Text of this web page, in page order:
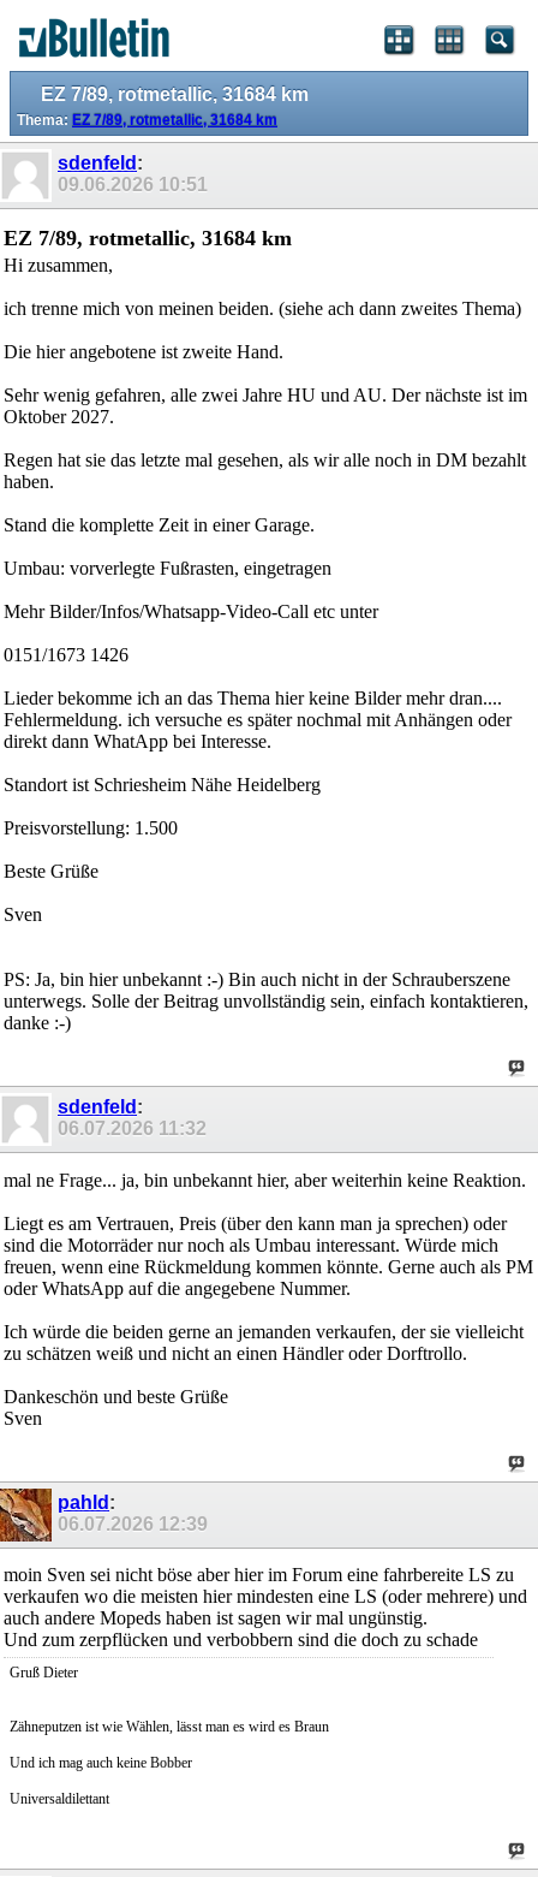
EZ 7/89, rotmetallic, 31684 km
Thema: EZ 7/89, rotmetallic, 31684 km
sdenfeld :
09.06.2026 10:51
EZ 7/89, rotmetallic, 31684 km
Hi zusammen,
ich trenne mich von meinen beiden. (siehe ach dann zweites Thema)
Die hier angebotene ist zweite Hand.
Sehr wenig gefahren, alle zwei Jahre HU und AU. Der nächste ist im
Oktober 2027.
Regen hat sie das letzte mal gesehen, als wir alle noch in DM bezahlt
haben.
Stand die komplette Zeit in einer Garage.
Umbau: vorverlegte Fußrasten, eingetragen
Mehr Bilder/Infos/Whatsapp-Video-Call etc unter
0151/1673 1426
Lieder bekomme ich an das Thema hier keine Bilder mehr dran....
Fehlermeldung. ich versuche es später nochmal mit Anhängen oder
direkt dann WhatApp bei Interesse.
Standort ist Schriesheim Nähe Heidelberg
Preisvorstellung: 1.500
Beste Grüße
Sven
PS: Ja, bin hier unbekannt :-) Bin auch nicht in der Schrauberszene
unterwegs. Solle der Beitrag unvollständig sein, einfach kontaktieren,
danke :-)
sdenfeld :
06.07.2026 11:32
mal ne Frage... ja, bin unbekannt hier, aber weiterhin keine Reaktion.
Liegt es am Vertrauen, Preis (über den kann man ja sprechen) oder
sind die Motorräder nur noch als Umbau interessant. Würde mich
freuen, wenn eine Rückmeldung kommen könnte. Gerne auch als PM
oder WhatsApp auf die angegebene Nummer.
Ich würde die beiden gerne an jemanden verkaufen, der sie vielleicht
zu schätzen weiß und nicht an einen Händler oder Dorftrollo.
Dankeschön und beste Grüße
Sven
pahld :
06.07.2026 12:39
moin Sven sei nicht böse aber hier im Forum eine fahrbereite LS zu
verkaufen wo die meisten hier mindesten eine LS (oder mehrere) und
auch andere Mopeds haben ist sagen wir mal ungünstig.
Und zum zerpflücken und verbobbern sind die doch zu schade
Gruß Dieter
Zähneputzen ist wie Wählen, lässt man es wird es Braun
Und ich mag auch keine Bobber
Universaldilettant